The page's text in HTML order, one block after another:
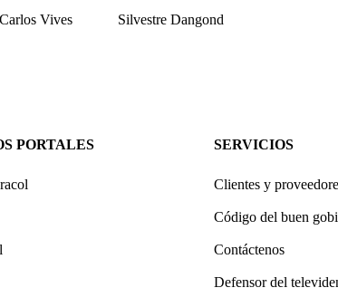
Carlos Vives Silvestre Dangond
PORTALES SERVICIOS
Clientes y
Código del buen
Contáctenos
Defensor del